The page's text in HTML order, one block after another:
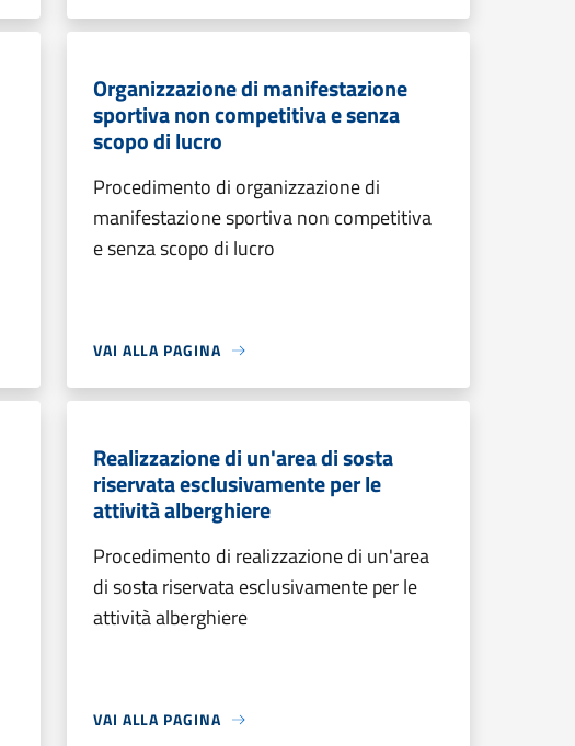
Organizzazione di manifestazione
sportiva non competitiva e senza
scopo di lucro
Procedimento di organizzazione di
manifestazione sportiva non competitiva
e senza scopo di lucro
VAI ALLA PAGINA
Realizzazione di un'area di sosta
riservata esclusivamente per le
attività alberghiere
Procedimento di realizzazione di un'area
di sosta riservata esclusivamente per le
attività alberghiere
VAI ALLA PAGINA